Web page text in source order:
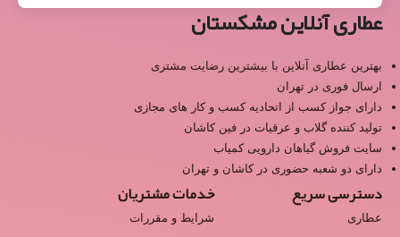
عطاری آنلاین مشکستان
بهترین عطاری آنلاین با بیشترین رضایت مشتری
ارسال فوری در تهران
دارای جواز کسب از اتحادیه کسب و کار های مجازی
تولید کننده گلاب و عرقیات در فین کاشان
سایت فروش گیاهان دارویی کمیاب
دارای دو شعبه حضوری در کاشان و تهران
دسترسی سریع
عطاری
خدمات مشتریان
شرایط و مقررات